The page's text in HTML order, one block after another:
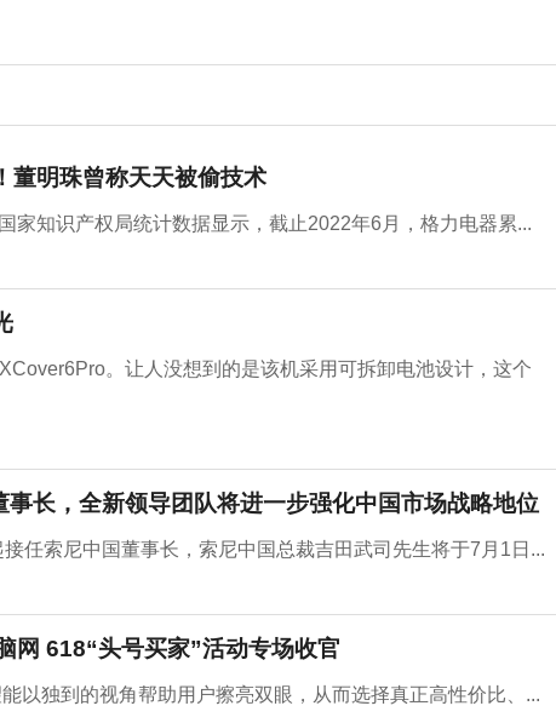
董明珠曾称天天被偷技术
家知识产权局统计数据显示，截止2022年6月，格力电器累...
。让人没想到的是该机采用可拆卸电池设计，这个
长，全新领导团队将进一步强化中国市场战略地位
任索尼中国董事长，索尼中国总裁吉田武司先生将于7月1日...
网 618“头号买家”活动专场收官
以独到的视角帮助用户擦亮双眼，从而选择真正高性价比、...